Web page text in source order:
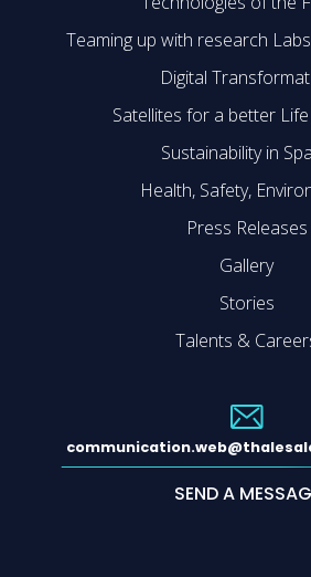
Teaming up with research
Digital
Satellites for a better
Sustainability in
Health, Safety,
Press Releases
Gallery
Stories
Talents &
SEND A